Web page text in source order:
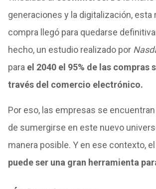
generaciones y la digitalización, esta
compra llegó para quedarse
hecho, un estudio realizado por
para el 2040 el 95% de las compras
través del comercio electrónico.
Por eso, las empresas se
de sumergirse en este nuevo
manera posible. Y en ese contexto, el
puede ser una gran herramienta